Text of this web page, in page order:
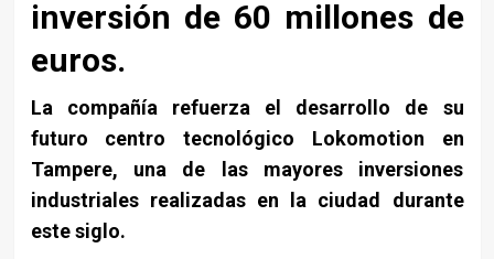
inversión de 60 millones de
euros.
La compañía refuerza el desarrollo de su
futuro centro tecnológico Lokomotion en
Tampere, una de las mayores inversiones
industriales realizadas en la ciudad durante
este siglo.